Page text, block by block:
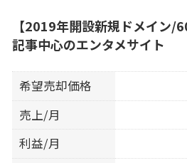
【2019年開設新規ドメイン/
記事中心のエンタメサイト
希望売却価格
売上/月
利益/月